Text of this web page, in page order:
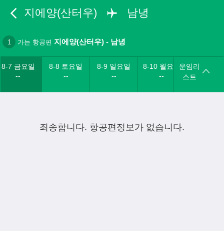
지에양(산터우) 남녕
1 가는 항공편 지에양(산터우) - 남녕
8-7 금요일
--
8-8 토요일
--
8-9 일요일
--
8-10 월요일
--
운임리
스트
죄송합니다. 항공편정보가 없습니다.